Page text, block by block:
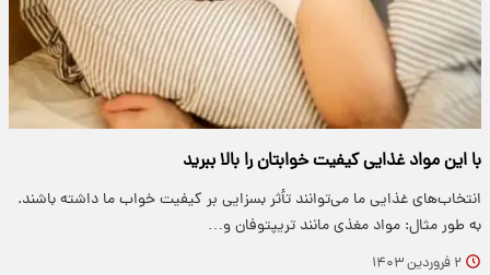
با این مواد غذایی کیفیت خوابتان را بالا ببرید
انتخاب‌های غذایی ما می‌توانند تأثر بسزایی بر کیفیت خواب ما داشته باشند.
به طور مثال: مواد مغذی مانند تریپتوفان و…
۲ فروردین ۱۴۰۳